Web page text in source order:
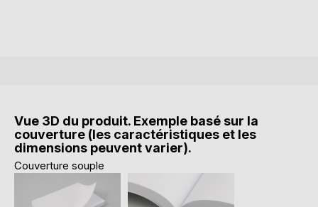
Vue 3D du produit. Exemple basé sur la
couverture (les caractéristiques et les
dimensions peuvent varier).
Couverture souple